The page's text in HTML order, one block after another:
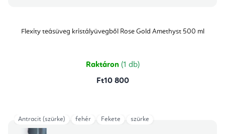
Flexity teásüveg kristályüvegből Rose Gold Amethyst 500 ml
Raktáron (1 db)
Ft10 800
Antracit (szürke) fehér Fekete szürke